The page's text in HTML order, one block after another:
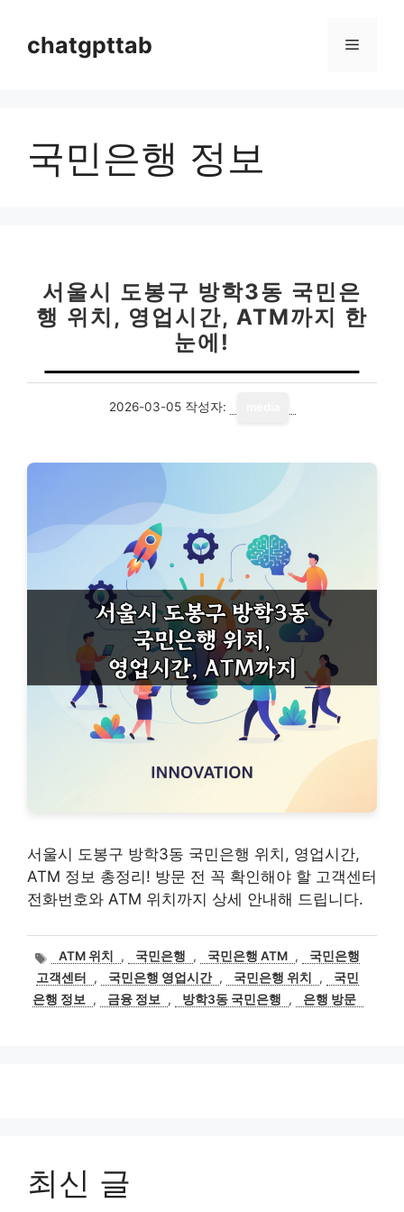
chatgpttab 메
국민은행 정보
서울시 도봉구 방학3동 국민은
행 위치, 영업시간, ATM까지 한
눈에!
2026-03-05 작성자:
서울시 도봉구 방학3동 국민은행 위치, 영업시간,
ATM 정보 총정리! 방문 전 꼭 확인해야 할 고객센터
전화번호와 ATM 위치까지 상세 안내해 드립니다.
태
그
ATM 위치 , 국민은행 , 국민은행 ATM ,
국민은행
고객센터
, 국민은행 영업시간 , 국민은행 위치 ,
국민
은행 정보
, 금융 정보 , 방학3동 국민은행 , 은행 방문
최신 글